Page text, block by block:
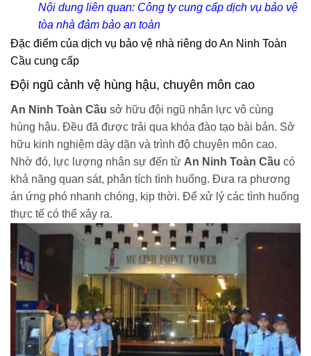
Nội dung liên quan: Công ty cung cấp dịch vụ bảo vệ
tòa nhà đảm bảo an toàn
Đặc điểm của dịch vụ bảo vệ nhà riêng do An Ninh Toàn
Cầu cung cấp
Đội ngũ cảnh vệ hùng hậu, chuyên môn cao
An Ninh Toàn Cầu sở hữu đội ngũ nhân lực vô cùng
hùng hậu. Đều đã được trải qua khóa đào tạo bài bản. Sở
hữu kinh nghiệm dày dặn và trình độ chuyên môn cao.
Nhờ đó, lực lượng nhân sự đến từ An Ninh Toàn Cầu có
khả năng quan sát, phân tích tình huống. Đưa ra phương
án ứng phó nhanh chóng, kịp thời. Để xử lý các tình huống
thực tế có thể xảy ra.